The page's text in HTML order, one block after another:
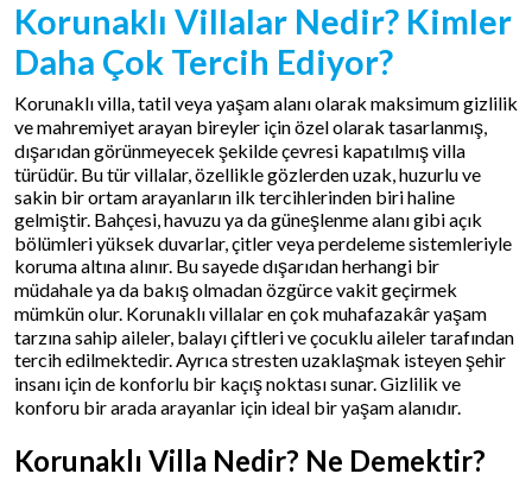
Korunaklı Villalar Nedir? Kimler
Daha Çok Tercih Ediyor?
Korunaklı villa, tatil veya yaşam alanı olarak maksimum gizlilik
ve mahremiyet arayan bireyler için özel olarak tasarlanmış,
dışarıdan görünmeyecek şekilde çevresi kapatılmış villa
türüdür. Bu tür villalar, özellikle gözlerden uzak, huzurlu ve
sakin bir ortam arayanların ilk tercihlerinden biri haline
gelmiştir. Bahçesi, havuzu ya da güneşlenme alanı gibi açık
bölümleri yüksek duvarlar, çitler veya perdeleme sistemleriyle
koruma altına alınır. Bu sayede dışarıdan herhangi bir
müdahale ya da bakış olmadan özgürce vakit geçirmek
mümkün olur. Korunaklı villalar en çok muhafazakâr yaşam
tarzına sahip aileler, balayı çiftleri ve çocuklu aileler tarafından
tercih edilmektedir. Ayrıca stresten uzaklaşmak isteyen şehir
insanı için de konforlu bir kaçış noktası sunar. Gizlilik ve
konforu bir arada arayanlar için ideal bir yaşam alanıdır.
Korunaklı Villa Nedir? Ne Demektir?